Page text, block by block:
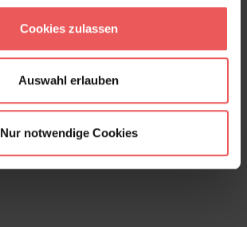
Cookies zulassen
Auswahl erlauben
Nur notwendige Cookies